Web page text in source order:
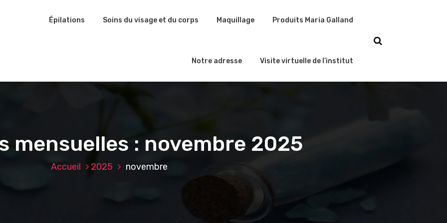
Épilations Soins du visage et du corps Maquillage Produits Maria Galland
Notre adresse Visite virtuelle de l’institut
mensuelles : novembre 2025
Accueil 2025 novembre